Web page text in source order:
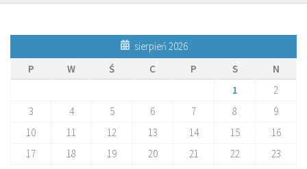
sierpień 2026
P
W Ś C P S
N
1
2
3
4 5 6 7 8
9
10
11 12 13 14 15
16
17
18 19 20 21 22
23